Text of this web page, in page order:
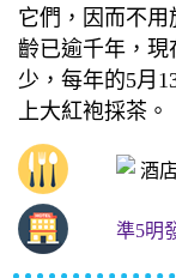
它們，因而不
齡已逾千年，現
少，每年的5月
上大紅袍採茶。
酒
準5明